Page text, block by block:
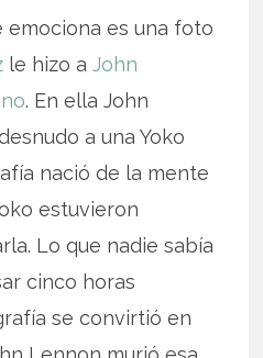
emociona es una foto
le hizo aJohn
. En ella John
a una Yoko
nació de la mente
estuvieron
Lo que nadie sabía
cinco horas
se convirtió en